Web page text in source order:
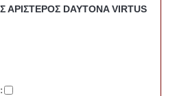
DAYTONA VIRTUS